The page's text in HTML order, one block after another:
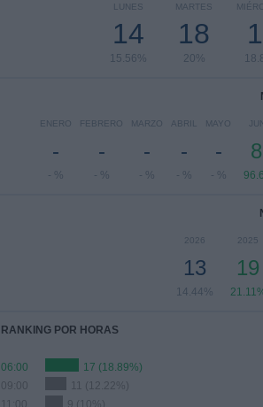
LUNES
14
15.56%
MARTES
18
20%
ENERO
-
- %
FEBRERO
-
- %
MARZO
-
- %
ABRIL
-
- %
MAYO
-
- %
2026
13
14.44%
2025
19
RANKING POR HORAS
06:00
17 (18.89%)
09:00
11 (12.22%)
9 (10%)